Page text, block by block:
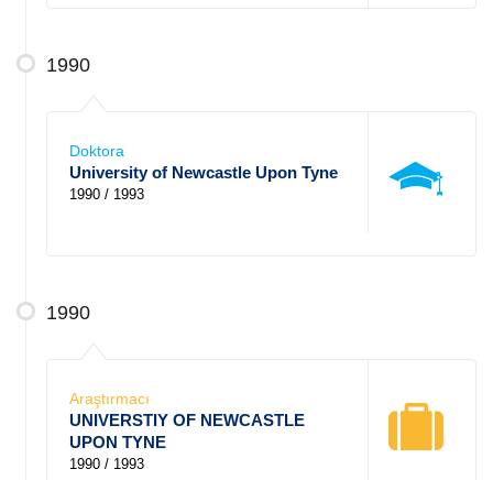
1990
Doktora
University of Newcastle Upon Tyne
1990 / 1993
1990
Araştırmacı
UNIVERSTIY OF NEWCASTLE
UPON TYNE
1990 / 1993